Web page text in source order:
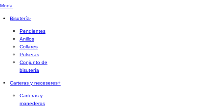
Moda
Bisutería-
Pendientes
Anillos
Collares
Pulseras
Conjunto de
bisutería
Carteras y neceseres+
Carteras y
monederos